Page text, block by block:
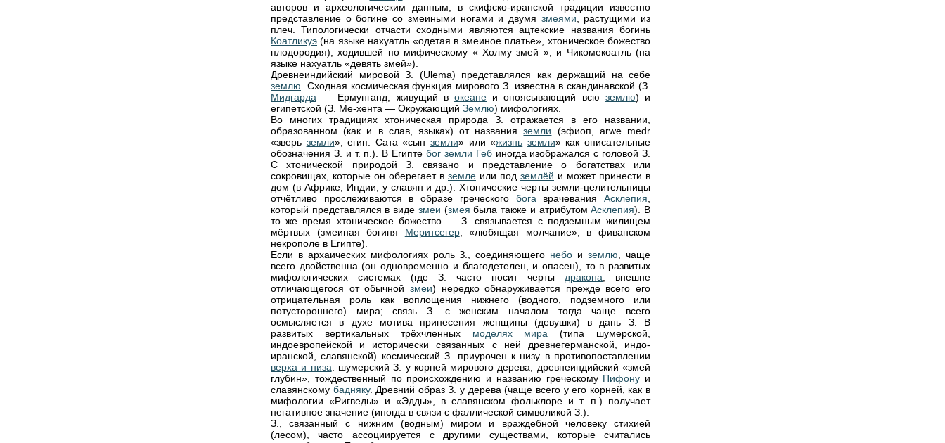
авторов и археологическим данным, в скифско-иранской традиции известно
представление о богине со змеиными ногами и двумя змеями , растущими из
плеч. Типологически отчасти сходными являются ацтекские названия богинь
Коатликуэ (на языке нахуатль «одетая в змеиное платье», хтоническое божество
плодородия), ходившей по мифическому « Холму змей », и Чикомекоатль (на
языке нахуатль «девять змей»).
Древнеиндийский мировой З. (Ulema) представлялся как держащий на себе
землю . Сходная космическая функция мирового З. известна в скандинавской (З.
Мидгарда — Ермунганд, живущий в океане и опоясывающий всю землю) и
египетской (З. Ме-хента — Окружающий Землю) мифологиях.
Во многих традициях хтоническая природа З. отражается в его названии,
образованном (как и в слав, языках) от названияземли (эфиоп, arwe medr
«зверь земли», егип. Сата «сынземли» или «жизнь земли» как описательные
обозначения З. и т. п.). В Египте бог земли Гебиногда изображался с головой З.
С хтонической природой З. связано и представление о богатствах или
сокровищах, которые он оберегает в земле или под землёй и может принести в
дом (в Африке, Индии, у славян и др.). Хтонические черты земли-целительницы
отчётливо прослеживаются в образе греческого бога врачеванияАсклепия
который представлялся в виде змеи (змея была также и атрибутомАсклепия). В
то же время хтоническое божество — З. связывается с подземным жилищем
мёртвых (змеиная богиня Меритсегер, «любящая молчание», в фиванском
некрополе в Египте).
Если в архаических мифологиях роль З., соединяющего небо иземлю , чаще
всего двойственна (он одновременно и благодетелен, и опасен), то в развитых
мифологических системах (где З. часто носит черты дракона , внешне
отличающегося от обычной змеи) нередко обнаруживается прежде всего его
отрицательная роль как воплощения нижнего (водного, подземного или
потустороннего) мира; связь З. с женским началом тогда чаще всего
осмысляется в духе мотива принесения женщины (девушки) в дань З. В
развитых вертикальных трёхчленных моделях мира (типа шумерской,
индоевропейской и исторически связанных с ней древнегерманской, индо-
иранской, славянской) космический З. приурочен к низу в противопоставлении
верха и низа: шумерский З. у корней мирового дерева, древнеиндийский «змей
глубин», тождественный по происхождению и названию греческому Пифону и
славянскому бадняку. Древний образ З. у дерева (чаще всего у его корней, как в
мифологии «Ригведы» и «Эдды», в славянском фольклоре и т. п.) получает
негативное значение (иногда в связи с фаллической символикой З.).
З., связанный с нижним (водным) миром и враждебной человеку стихией
(лесом), часто ассоциируется с другими существами, которые считались